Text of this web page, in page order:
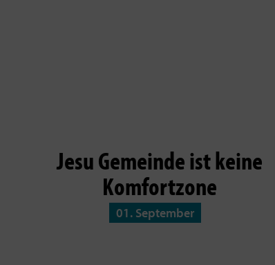
Jesu Gemeinde ist keine
Komfortzone
01. September